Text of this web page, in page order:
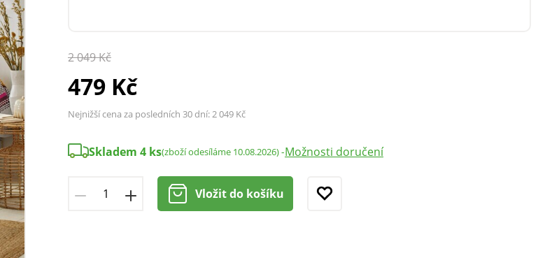
2 049 Kč
479 Kč
Nejnižší cena za posledních 30 dní:2 049 Kč
Skladem 4 ks(zboží odesíláme 10.08.2026)-Možnosti doručení
Vložit do košíku